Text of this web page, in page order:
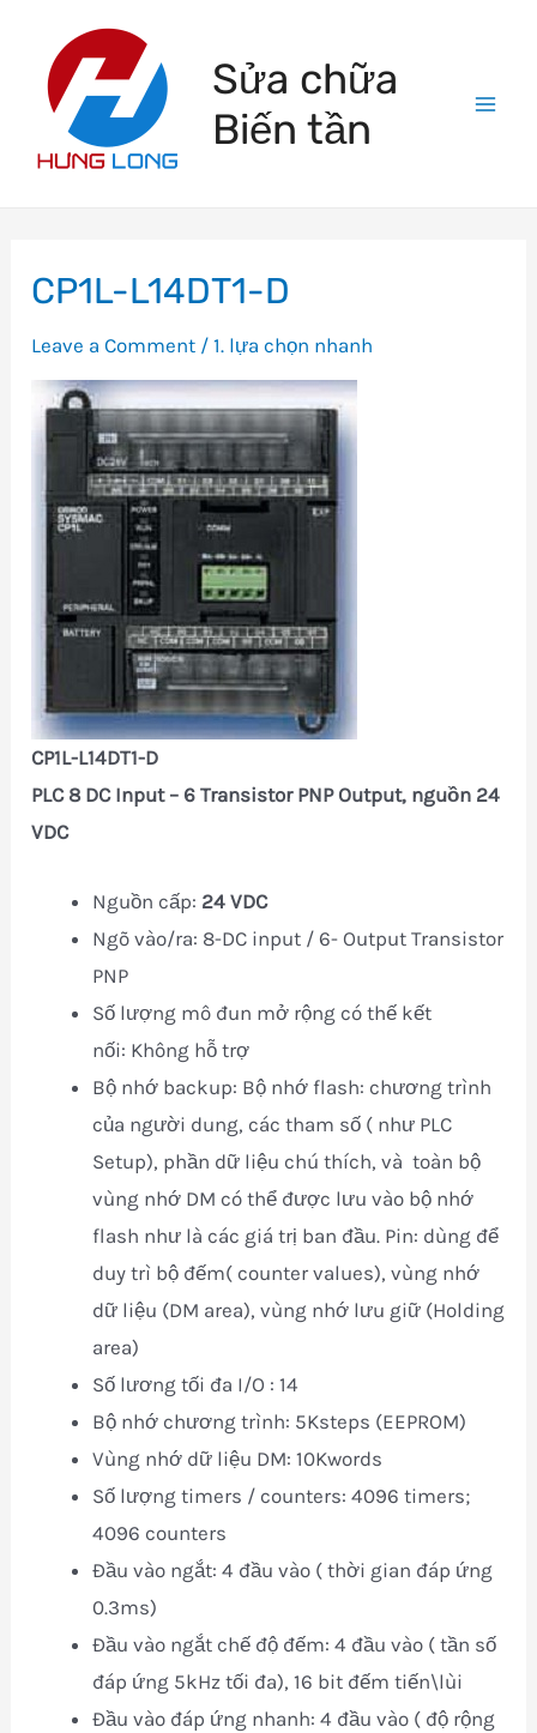
content
Sửa chữa
Biến tần
CP1L-L14DT1-D
Leave a Comment /1. lựa chọn nhanh
CP1L-L14DT1-D
PLC 8 DC Input – 6 Transistor PNP Output, nguồn 24
VDC
Nguồn cấp: 24 VDC
Ngõ vào/ra: 8-DC input / 6- Output Transistor
PNP
Số lượng mô đun mở rộng có thế kết
nối: Không hỗ trợ
Bộ nhớ backup: Bộ nhớ flash: chương trình
của người dung, các tham số ( như PLC
Setup), phần dữ liệu chú thích, và toàn bộ
vùng nhớ DM có thể được lưu vào bộ nhớ
flash như là các giá trị ban đầu. Pin: dùng để
duy trì bộ đếm( counter values), vùng nhớ
dữ liệu (DM area), vùng nhớ lưu giữ (Holding
area)
Số lương tối đa I/O : 14
Bộ nhớ chương trình: 5Ksteps (EEPROM)
Vùng nhớ dữ liệu DM: 10Kwords
Số lượng timers / counters: 4096 timers;
4096 counters
Đầu vào ngắt: 4 đầu vào ( thời gian đáp ứng
0.3ms)
Đầu vào ngắt chế độ đếm: 4 đầu vào ( tần số
đáp ứng 5kHz tối đa), 16 bit đếm tiến\lùi
Đầu vào đáp ứng nhanh: 4 đầu vào ( độ rộng